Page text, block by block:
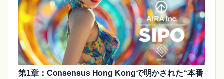
第1章：Consensus Hong Kongで明かされた“本番